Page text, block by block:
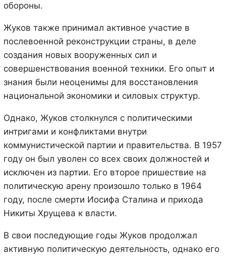
обороны.
Жуков также принимал активное участие в
послевоенной реконструкции страны, в деле
создания новых вооруженных сил и
совершенствования военной техники. Его опыт и
знания были неоценимы для восстановления
национальной экономики и силовых структур.
Однако, Жуков столкнулся с политическими
интригами и конфликтами внутри
коммунистической партии и правительства. В 1957
году он был уволен со всех своих должностей и
исключен из партии. Его второе пришествие на
политическую арену произошло только в 1964
году, после смерти Иосифа Сталина и прихода
Никиты Хрущева к власти.
В свои последующие годы Жуков продолжал
активную политическую деятельность, однако его